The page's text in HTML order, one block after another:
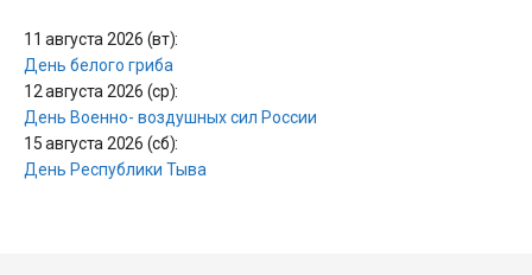
11 августа 2026 (вт):
День белого гриба
12 августа 2026 (ср):
День Военно- воздушных сил России
15 августа 2026 (сб):
День Республики Тыва